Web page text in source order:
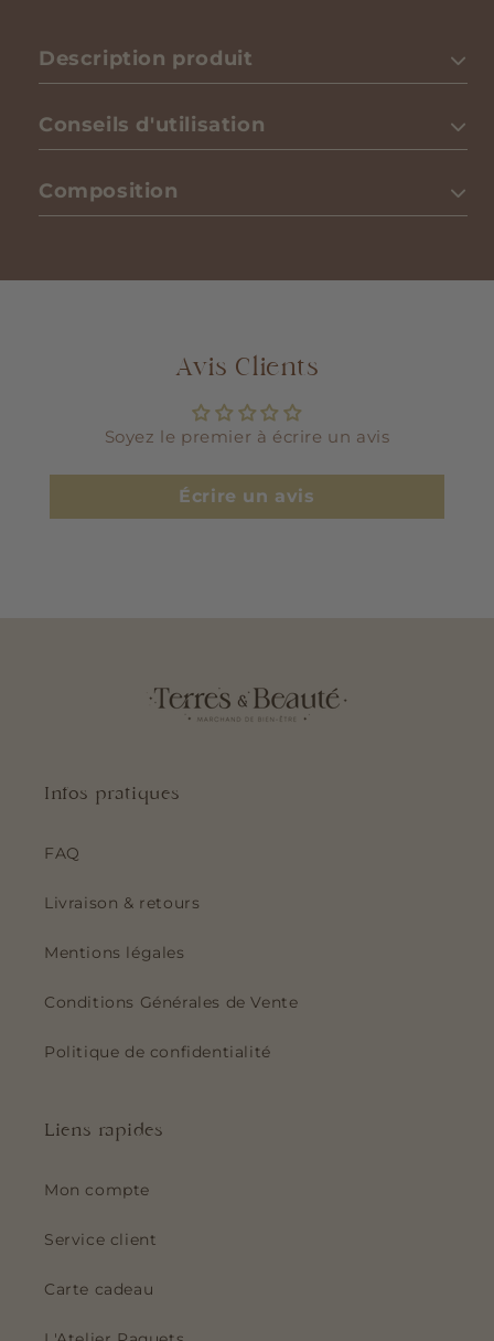
Description produit
Conseils d'utilisation
Composition
Avis Clients
Soyez le premier à écrire un avis
Écrire un avis
Infos pratiques
FAQ
Livraison & retours
Mentions légales
Conditions Générales de Vente
Politique de confidentialité
Liens rapides
Mon compte
Service client
Carte cadeau